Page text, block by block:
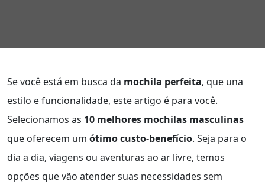
Se você está em busca da mochila perfeita, que una
estilo e funcionalidade, este artigo é para você.
Selecionamos as 10 melhores mochilas masculinas
que oferecem um ótimo custo-benefício. Seja para o
dia a dia, viagens ou aventuras ao ar livre, temos
opções que vão atender suas necessidades sem